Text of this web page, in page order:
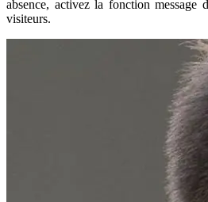
absence, activez la fonction message
visiteurs.